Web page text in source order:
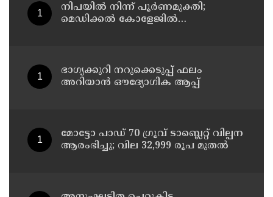
നിപയിൽ നിന്ന് പൂർണമുക്തി;
മെഡിക്കൽ കോളേജിൽ
ഭാഗ്യക്കുറി നറുക്കെടുപ്പ് ഫലം
അറിയാൻ ഔദ്യോഗിക ആപ്പ്
മോട്ടോ പാഡ് 70 ഗ്രൂവ് ടാബ്ലെറ്റ് വില്പന
ആരംഭിച്ചു; വില 32,999 രൂപ മുതൽ